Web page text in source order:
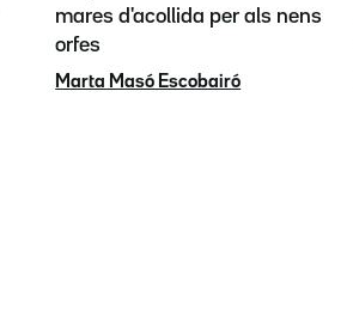
mares d'acollida per als nens
orfes
Marta Masó Escobairó